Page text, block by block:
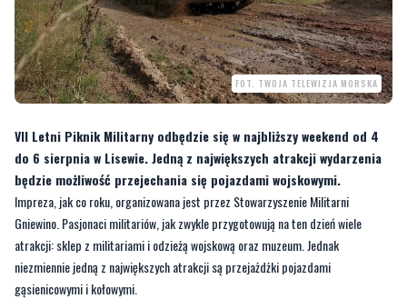
FOT. TWOJA TELEWIZJA MORSKA
VII Letni Piknik Militarny odbędzie się w najbliższy weekend od 4
do 6 sierpnia w Lisewie. Jedną z największych atrakcji wydarzenia
Impreza, jak co roku, organizowana jest przez Stowarzyszenie Militarni
Gniewino. Pasjonaci militariów, jak zwykle przygotowują na ten dzień wiele
atrakcji: sklep z militariami i odzieżą wojskową oraz muzeum. Jednak
niezmiennie jedną z największych atrakcji są przejażdżki pojazdami
gąsienicowymi i kołowymi.
—Pogoda może być różna, ale nawet deszcz może stanowić w tym przypadku
dodatkową atrakcję. W przypadku błota, dla uczestników przejażdżek będą
ustawione prysznice polowe